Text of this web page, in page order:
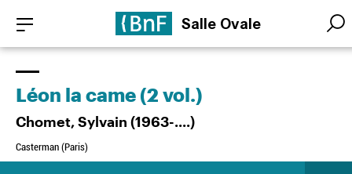
contenu
principal
Salle Ovale
Léon la came (2 vol.)
Chomet, Sylvain (1963-....)
Casterman (Paris)
Panneau de gestion des cookies